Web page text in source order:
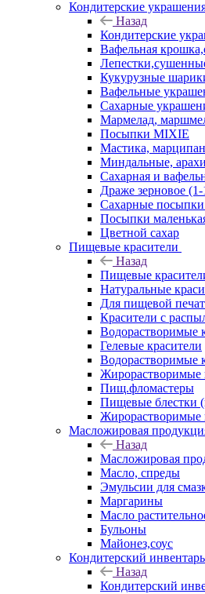
Кондитерские
Назад
Кондитерские
Вафельная
Кукурузные
Вафельные
Сахарные
Мармелад,
Посыпки MIXIE
Мастика, марципан
Миндальные,
Сахарная и
Драже зерновое (1-
Сахарные посыпки
Посыпки
Цветной сахар
Пищевые красители
Назад
Пищевые
Натуральные
Для пищевой
Красители с
Водорастворимые
Гелевые красители
Водорастворимые
Жирорастворимые
Пищ.фломастеры
Пищевые блестки
Жирорастворимые
Масложировая
Назад
Масложировая
Масло, спреды
Эмульсии для
Маргарины
Масло
Бульоны
Майонез,соус
Кондитерский инвентарь
Назад
Кондитерский